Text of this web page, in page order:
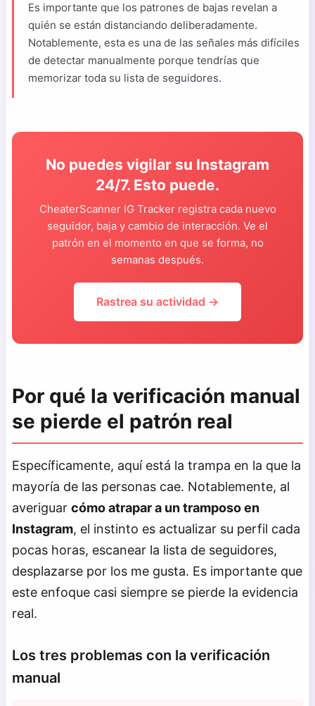
Es importante que los patrones de bajas revelan a
quién se están distanciando deliberadamente.
Notablemente, esta es una de las señales más difíciles
de detectar manualmente porque tendrías que
memorizar toda su lista de seguidores.
No puedes vigilar su Instagram
24/7. Esto puede.
CheaterScanner IG Tracker registra cada nuevo
seguidor, baja y cambio de interacción. Ve el
patrón en el momento en que se forma, no
semanas después.
Rastrea su actividad →
Por qué la verificación manual
se pierde el patrón real
Específicamente, aquí está la trampa en la que la
mayoría de las personas cae. Notablemente, al
averiguar cómo atrapar a un tramposo en
Instagram, el instinto es actualizar su perfil cada
pocas horas, escanear la lista de seguidores,
desplazarse por los me gusta. Es importante que
este enfoque casi siempre se pierde la evidencia
real.
Los tres problemas con la verificación
manual